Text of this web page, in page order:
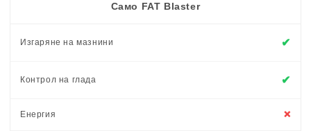
Само FAT Blaster
Изгаряне на мазнини ✔
Контрол на глада ✔
Енергия ❌